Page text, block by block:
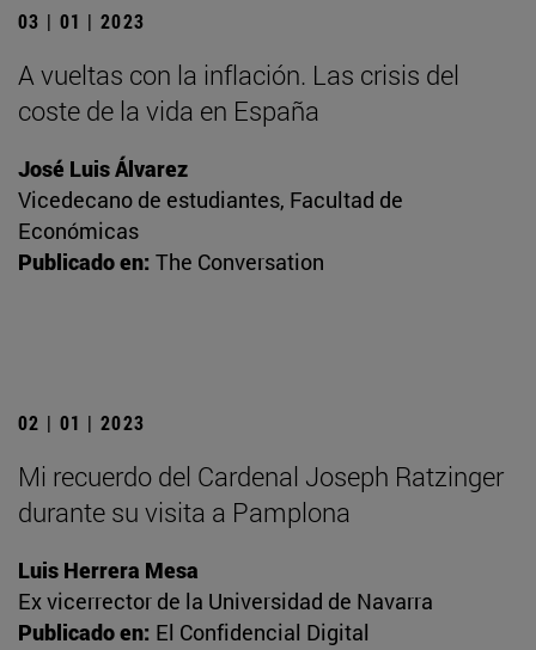
03 | 01 | 2023
A vueltas con la inflación. Las crisis del
coste de la vida en España
José Luis Álvarez
Vicedecano de estudiantes, Facultad de
Económicas
Publicado en: The Conversation
02 | 01 | 2023
Mi recuerdo del Cardenal Joseph Ratzinger
durante su visita a Pamplona
Luis Herrera Mesa
Ex vicerrector de la Universidad de Navarra
Publicado en: El Confidencial Digital